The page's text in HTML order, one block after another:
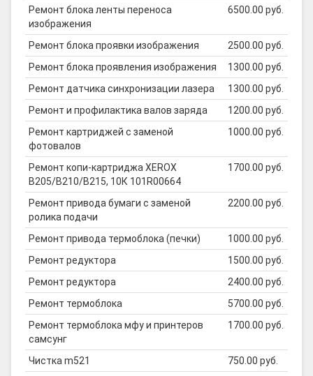
Ремонт блока ленты переноса
изображения
6500.00 руб.
Ремонт блока проявки изображения
2500.00 руб.
Ремонт блока проявления изображения
1300.00 руб.
Ремонт датчика синхронизации лазера
1300.00 руб.
Ремонт и профилактика валов заряда
1200.00 руб.
Ремонт картриджей с заменой
фотовалов
1000.00 руб.
Ремонт копи-картриджа XEROX
B205/B210/B215, 10К 101R00664
1700.00 руб.
Ремонт привода бумаги с заменой
ролика подачи
2200.00 руб.
Ремонт привода термоблока (печки)
1000.00 руб.
Ремонт редуктора
1500.00 руб.
Ремонт редуктора
2400.00 руб.
Ремонт термоблока
5700.00 руб.
Ремонт термоблока мфу и принтеров
самсунг
1700.00 руб.
Чистка m521
750.00 руб.